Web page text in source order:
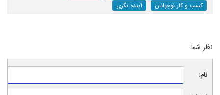
کسب و کار نوجوانان
آینده نگری
نظر شما:
نام: